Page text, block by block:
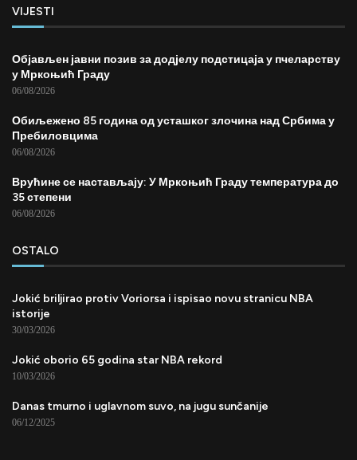
VIJESTI
Објављен јавни позив за додјелу подстицаја у пчеларству
у Мркоњић Граду
06/08/2026
Обиљежено 85 година од усташког злочина над Србима у
Пребиловцима
06/08/2026
Врућине се настављају: У Мркоњић Граду температура до
35 степени
06/08/2026
OSTALO
Jokić briljirao protiv Voriorsa i ispisao novu stranicu NBA
istorije
30/03/2026
Jokić oborio 65 godina star NBA rekord
10/03/2026
Danas tmurno i uglavnom suvo, na jugu sunčanije
06/12/2025